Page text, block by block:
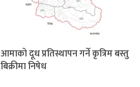
आमाको दूध प्रतिस्थापन गर्ने कृत्रिम बस्तु
बिक्रीमा निषेध